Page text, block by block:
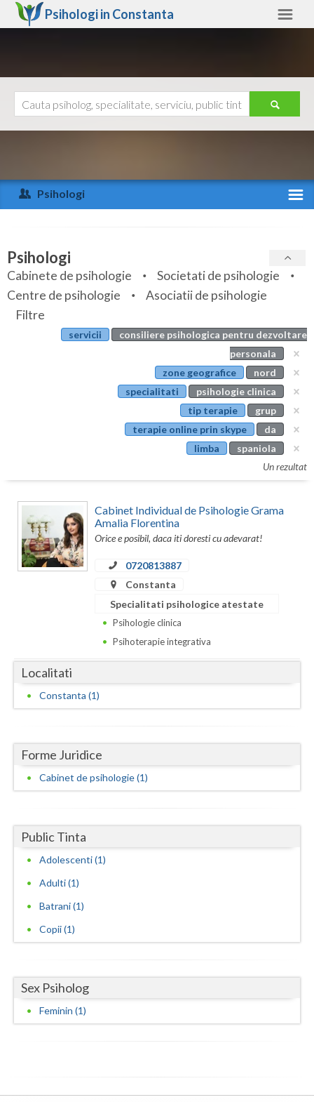
Psihologi in Constanta
Arad
Arges
Bihor
Bistrita-Nasaud
Botosani
Cluj
Constanta
Covasna
Galati
Giurgiu
Harghita
Hunedoara
Iasi
Ilfov
Maramures
Mehedinti
Mures
Olt
Prahova
Ajutor
Psihologi
Specialitati
Servicii
Articole
Evenimente
Psihologi
Cabinete de psihologie
Societati de psihologie
Centre de psihologie
Asociatii de psihologie
Filtre
servicii
consiliere psihologica pentru dezvoltare
personala
zone geografice
nord
specialitati
psihologie clinica
tip terapie
grup
terapie online prin skype
da
limba
spaniola
Un rezultat
Cabinet Individual de Psihologie Grama
Amalia Florentina
Orice e posibil, daca iti doresti cu adevarat!
0720813887
Constanta
Specialitati psihologice atestate
Psihologie clinica
Psihoterapie integrativa
Localitati
Constanta (1)
Forme Juridice
Cabinet de psihologie (1)
Public Tinta
Adolescenti (1)
Adulti (1)
Batrani (1)
Copii (1)
Sex Psiholog
Feminin (1)